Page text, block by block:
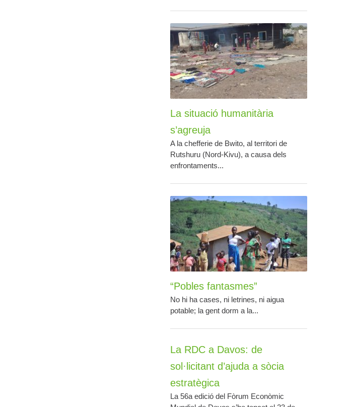
La situació humanitària
s’agreuja
A la chefferie de Bwito, al territori de
Rutshuru (Nord-Kivu), a causa dels
enfrontaments...
“Pobles fantasmes”
No hi ha cases, ni letrines, ni aigua
potable; la gent dorm a la...
La RDC a Davos: de
sol·licitant d’ajuda a sòcia
estratègica
La 56a edició del Fòrum Econòmic